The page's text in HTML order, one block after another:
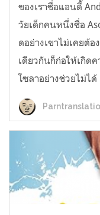
ของเราชื่อแอนดี้
วัยเด็กคนหนึ่งชื่อ
ดอย่างเขาไม่เคยต้
เดียวกันก็ก่อให้เกิด
โซลาอย่างช่วยไม่ได้